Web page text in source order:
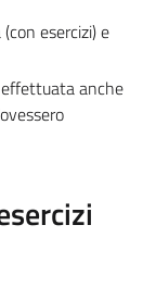
esercizi) e
effettuata anche